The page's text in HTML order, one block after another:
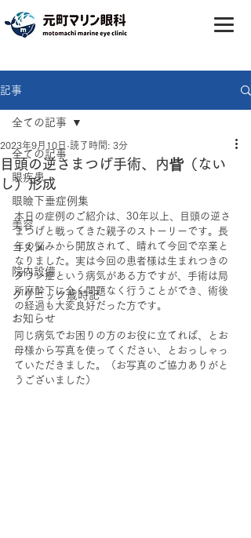
記事
全ての記事
眼疾患
眼瞼下垂症例集
美容
コスメ
院内設備
クリニック歳時記
お知らせ
全ての記事
目頭の逆さまつげ手術、内眥（ない
し）形成
2023年9月10日 読了時間: 3分
本日の症例のご紹介は、30年以上、目頭の逆さ
まつげと戦ってきた親子のストーリーです。長
年の悩みから開放されて、晴れて今回で卒業と
なりました。実は今回の患者様は生まれつきの
ダウン症という病気がある方ですが、手術は局
所麻酔下に全く問題なく行うことができ、術後
の経過も大変良好だった方です。
同じ病気でお困りの方のお役に立てれば、とお
母様から写真を使ってください、とおっしゃっ
ていただきました。（お写真のご協力ありがと
うございました）